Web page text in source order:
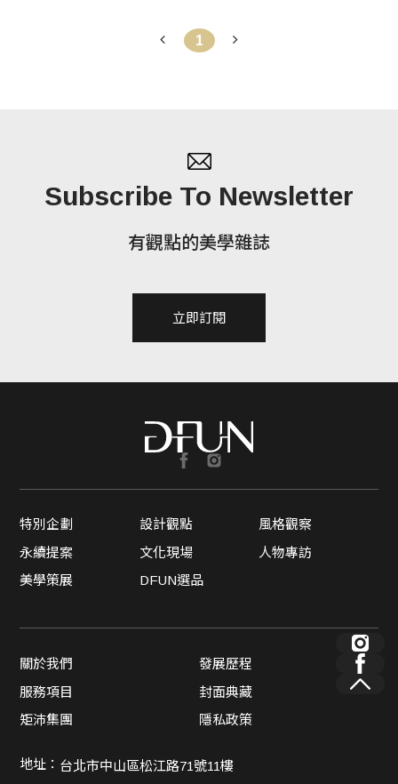
1
Subscribe To Newsletter
有觀點的美學雜誌
立即訂閱
特別企劃 設計觀點
風格觀察
永續提案
文化現場
人物專訪
美學策展
DFUN選品
關於我們
發展歷程
服務項目
封面典藏
矩沛集團
隱私政策
地址： 台北市中山區松江路71號11樓